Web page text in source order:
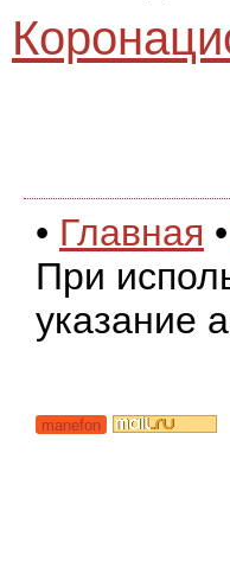
• Главная •
При
указание
manefon